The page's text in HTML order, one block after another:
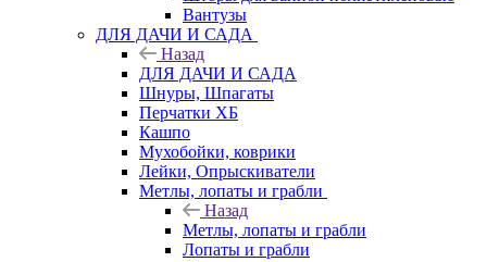
Вантузы
ДЛЯ ДАЧИ И САДА
Назад
ДЛЯ ДАЧИ И САДА
Шнуры, Шпагаты
Перчатки ХБ
Кашпо
Мухобойки, коврики
Лейки, Опрыскиватели
Метлы, лопаты и грабли
Назад
Метлы, лопаты и грабли
Лопаты и грабли